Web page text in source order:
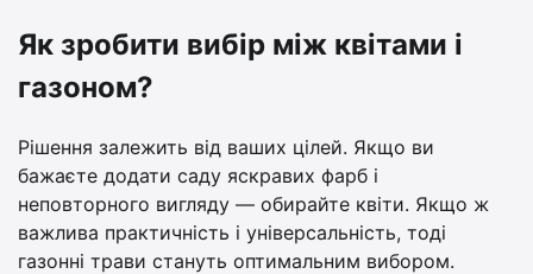
Як зробити вибір між квітами і
газоном?
Рішення залежить від ваших цілей. Якщо ви
бажаєте додати саду яскравих фарб і
неповторного вигляду — обирайте квіти. Якщо ж
важлива практичність і універсальність, тоді
газонні трави стануть оптимальним вибором.